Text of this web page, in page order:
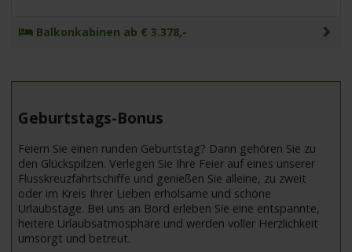
Balkonkabinen ab € 3.378,-
Geburtstags-Bonus
Feiern Sie einen runden Geburtstag? Dann gehören Sie zu
den Glückspilzen. Verlegen Sie Ihre Feier auf eines unserer
Flusskreuzfahrtschiffe und genießen Sie alleine, zu zweit
oder im Kreis Ihrer Lieben erholsame und schöne
Urlaubstage. Bei uns an Bord erleben Sie eine entspannte,
heitere Urlaubsatmosphäre und werden voller Herzlichkeit
umsorgt und betreut.